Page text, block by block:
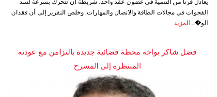
يعادل قرناً من التنمية في غضون عقد واحد، شريطة أن تتحرك بسرعة لسد
الفجوات في مجالات الطاقة والاتصال والمهارات. وخلص التقرير إلى أن فقدان
الو�... المزيد
فضل شاكر يواجه محطة قضائية جديدة بالتزامن مع عودته
المنتظرة إلى المسرح